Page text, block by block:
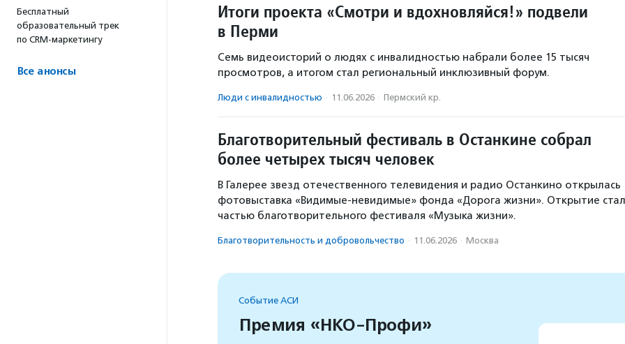
Бесплатный
образовательный трек
по CRM-маркетингу
Все анонсы
Итоги проекта «Смотри и вдохновляйся!» подвели
в Перми
Семь видеоисторий о людях с инвалидностью набрали более 15 тысяч
просмотров, а итогом стал региональный инклюзивный форум.
Люди с инвалидностью · 11.06.2026 · Пермский кр.
Благотворительный фестиваль в Останкине собрал
более четырех тысяч человек
В Галерее звезд отечественного телевидения и радио Останкино открылась
фотовыставка «Видимые-невидимые» фонда «Дорога жизни». Открытие
частью благотворительного фестиваля «Музыка жизни».
Благотвори­тель­ность и доброволь­чест­во · 11.06.2026 · Москва
Событие АСИ
Премия «НКО-Профи»